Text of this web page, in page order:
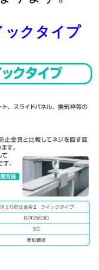
クタイプ